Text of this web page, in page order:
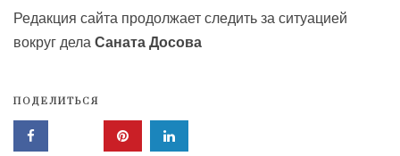
Редакция сайта продолжает следить за ситуацией
вокруг дела Саната Досова
ПОДЕЛИТЬСЯ